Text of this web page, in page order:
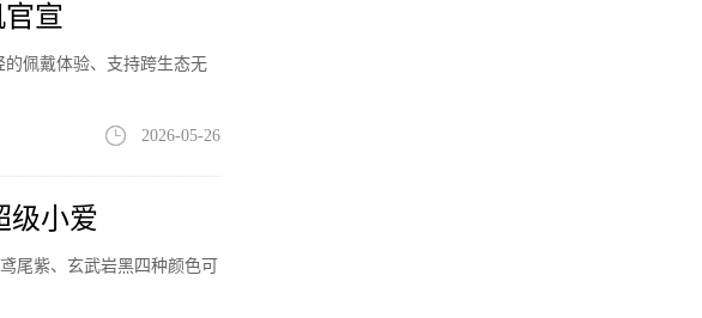
宣
佩戴体验、支持跨生态无
2026-05-26
级小爱
尾紫、玄武岩黑四种颜色可